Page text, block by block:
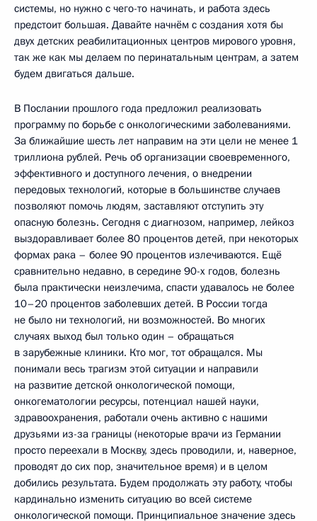
системы, но нужно с чего-то начинать, и работа здесь
предстоит большая. Давайте начнём с создания хотя бы
двух детских реабилитационных центров мирового уровня,
так же как мы делаем по перинатальным центрам, а затем
будем двигаться дальше.
В Послании прошлого года предложил реализовать
программу по борьбе с онкологическими заболеваниями.
За ближайшие шесть лет направим на эти цели не менее 1
триллиона рублей. Речь об организации своевременного,
эффективного и доступного лечения, о внедрении
передовых технологий, которые в большинстве случаев
позволяют помочь людям, заставляют отступить эту
опасную болезнь. Сегодня с диагнозом, например, лейкоз
выздоравливает более 80 процентов детей, при некоторых
формах рака – более 90 процентов излечиваются. Ещё
сравнительно недавно, в середине 90-х годов, болезнь
была практически неизлечима, спасти удавалось не более
10–20 процентов заболевших детей. В России тогда
не было ни технологий, ни возможностей. Во многих
случаях выход был только один – обращаться
в зарубежные клиники. Кто мог, тот обращался. Мы
понимали весь трагизм этой ситуации и направили
на развитие детской онкологической помощи,
онкогематологии ресурсы, потенциал нашей науки,
здравоохранения, работали очень активно с нашими
друзьями из-за границы (некоторые врачи из Германии
просто переехали в Москву, здесь проводили, и, наверное,
проводят до сих пор, значительное время) и в целом
добились результата. Будем продолжать эту работу, чтобы
кардинально изменить ситуацию во всей системе
онкологической помощи. Принципиальное значение здесь